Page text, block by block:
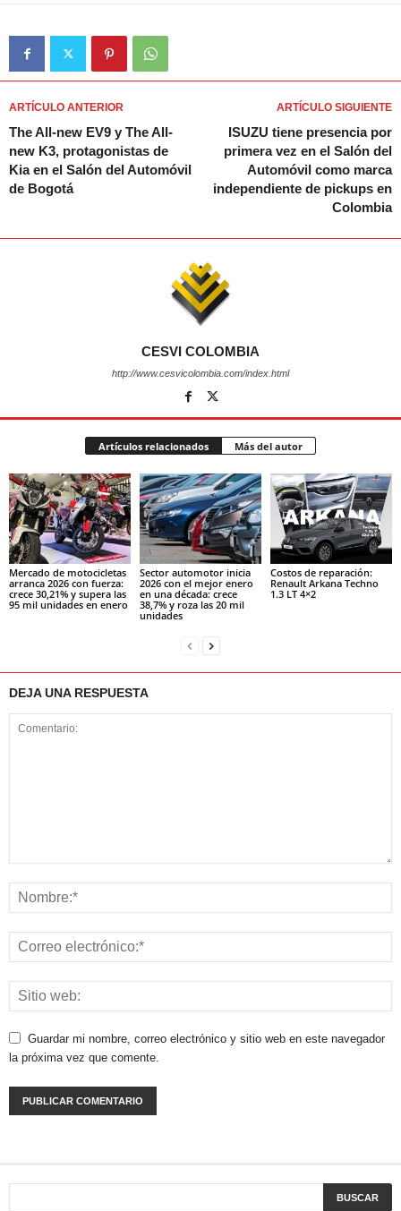
ARTÍCULO ANTERIOR
The All-new EV9 y The All-
new K3, protagonistas de
Kia en el Salón del Automóvil
de Bogotá
ARTÍCULO SIGUIENTE
ISUZU tiene presencia por
primera vez en el Salón del
Automóvil como marca
independiente de pickups en
Colombia
CESVI COLOMBIA
http://www.cesvicolombia.com/index.html
Artículos relacionados Más del autor
Mercado de motocicletas
arranca 2026 con fuerza:
crece 30,21% y supera las
95 mil unidades en enero
Sector automotor inicia
2026 con el mejor enero
en una década: crece
38,7% y roza las 20 mil
unidades
Costos de reparación:
Renault Arkana Techno
1.3 LT 4×2
DEJA UNA RESPUESTA
Guardar mi nombre, correo electrónico y sitio web en este navegador
la próxima vez que comente.